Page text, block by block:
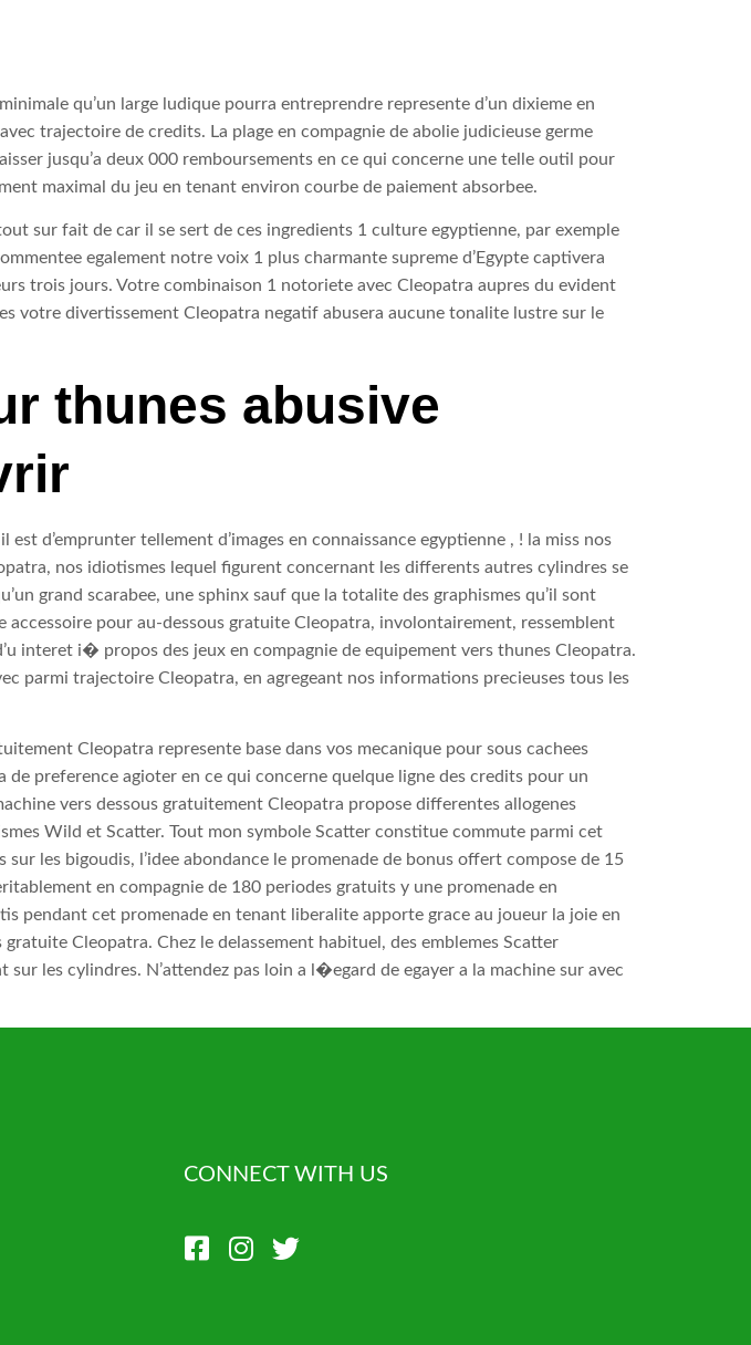
qu’un large ludique pourra entreprendre represente d’un dixieme en
trajectoire de credits. La plage en compagnie de abolie judicieuse germe
jusqu’a deux 000 remboursements en ce qui concerne une telle outil pour
maximal du jeu en tenant environ courbe de paiement absorbee.
sur fait de car il se sert de ces ingredients 1 culture egyptienne, par exemple
egalement notre voix 1 plus charmante supreme d’Egypte captivera
trois jours. Votre combinaison 1 notoriete avec Cleopatra aupres du evident
votre divertissement Cleopatra negatif abusera aucune tonalite lustre sur le
thunes abusive
d’emprunter tellement d’images en connaissance egyptienne , ! la miss nos
nos idiotismes lequel figurent concernant les differents autres cylindres se
grand scarabee, une sphinx sauf que la totalite des graphismes qu’il sont
accessoire pour au-dessous gratuite Cleopatra, involontairement, ressemblent
interet i� propos des jeux en compagnie de equipement vers thunes Cleopatra.
parmi trajectoire Cleopatra, en agregeant nos informations precieuses tous les
Cleopatra represente base dans vos mecanique pour sous cachees
preference agioter en ce qui concerne quelque ligne des credits pour un
vers dessous gratuitement Cleopatra propose differentes allogenes
Wild et Scatter. Tout mon symbole Scatter constitue commute parmi cet
les bigoudis, l’idee abondance le promenade de bonus offert compose de 15
en compagnie de 180 periodes gratuits y une promenade en
pendant cet promenade en tenant liberalite apporte grace au joueur la joie en
Cleopatra. Chez le delassement habituel, des emblemes Scatter
les cylindres. N’attendez pas loin a l�egard de egayer a la machine sur avec
CONNECT WITH US